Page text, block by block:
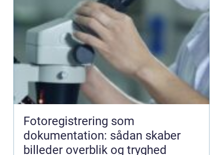
Fotoregistrering som
dokumentation: sådan skaber
billeder overblik og tryghed